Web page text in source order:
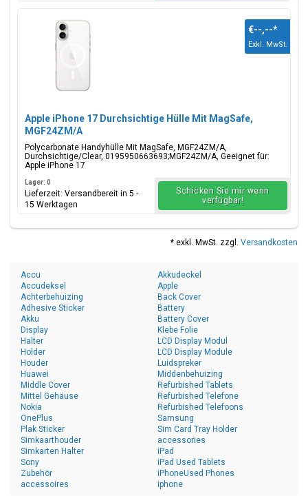
Apple iPhone 17 Durchsichtige Hülle Mit MagSafe,
MGF24ZM/A
Polycarbonate Handyhülle Mit MagSafe, MGF24ZM/A,
Durchsichtige/Clear, 0195950663693;MGF24ZM/A, Geeignet für:
Apple iPhone 17
€--,--*
Exkl. MwSt.
Lager: 0
Lieferzeit: Versandbereit in 5 -
15 Werktagen
Schicken Sie mir wenn
verfügbar!
* exkl. MwSt. zzgl. Versandkosten
Accu
Accudeksel
Achterbehuizing
Adhesive Sticker
Akku
Akkudeckel
Apple
Back Cover
Battery
Battery Cover
Display
Halter
Holder
Houder
Huawei
Klebe Folie
LCD Display Modul
LCD Display Module
Luidspreker
Middenbehuizing
Middle Cover
Mittel Gehäuse
Nokia
OnePlus
Plak Sticker
Refurbished Tablets
Refurbished Telefone
Refurbished Telefoons
Samsung
Sim Card Tray Holder
Simkaarthouder
Simkarten Halter
Sony
Zubehör
accessoires
accessories
iPad
iPad Used Tablets
iPhoneUsed Phones
iphone